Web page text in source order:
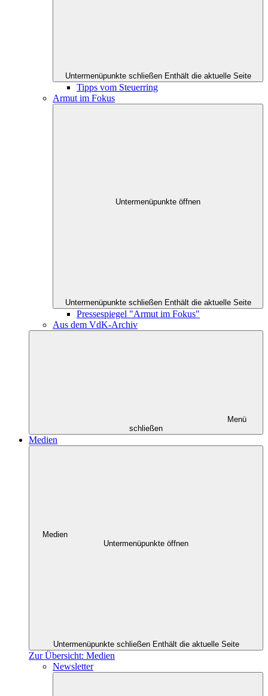
Untermenüpunkte schließen Enthält die aktuelle Seite
Tipps vom Steuerring
Armut im Fokus
Untermenüpunkte öffnen
Untermenüpunkte schließen Enthält die aktuelle Seite
Pressespiegel "Armut im Fokus"
Aus dem VdK-Archiv
Menü
schließen
Medien
Medien
Untermenüpunkte öffnen
Untermenüpunkte schließen Enthält die aktuelle Seite
Zur Übersicht: Medien
Newsletter